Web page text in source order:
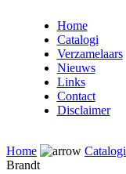
Home
Catalogi
Verzamelaars
Nieuws
Links
Contact
Disclaimer
Home Catalogi
Brandt